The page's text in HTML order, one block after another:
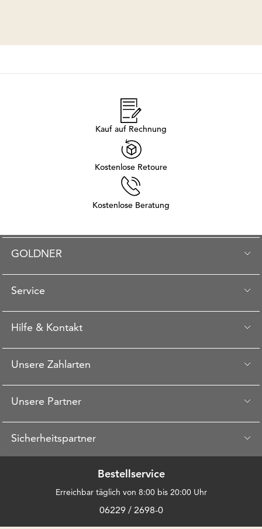
Kauf auf Rechnung
Kostenlose Retoure
Kostenlose Beratung
GOLDNER
Service
Hilfe & Kontakt
Unsere Zahlarten
Unsere Partner
Sicherheitspartner
Bestellservice
Erreichbar täglich von 8:00 bis 20:00 Uhr
06229 / 2698-0